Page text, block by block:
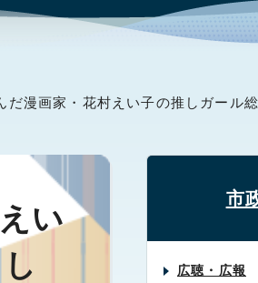
漫画家・花村えい子の推しガール
い
市
広聴・広報